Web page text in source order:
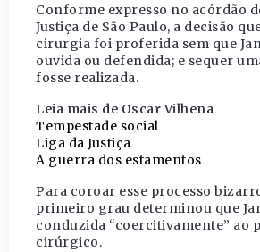
Conforme expresso no acórdão
Justiça de São Paulo, a decisão
cirurgia foi proferida sem que
ouvida ou defendida; e sequer
fosse realizada.
Leia mais de Oscar Vilhena
Tempestade social
Liga da Justiça
A guerra dos estamentos
Para coroar esse processo
primeiro grau determinou que
conduzida “coercitivamente” ao
cirúrgico.